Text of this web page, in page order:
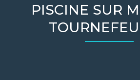
PISCINE SUR